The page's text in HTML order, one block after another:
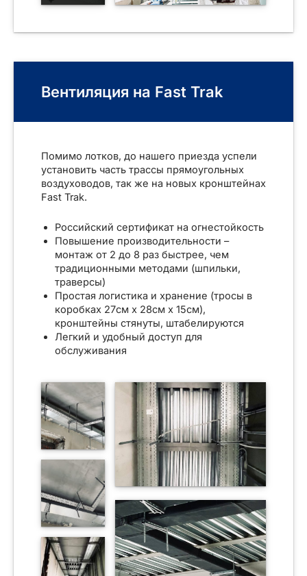
Вентиляция на Fast Trak
Помимо лотков, до нашего приезда успели
установить часть трассы прямоугольных
воздуховодов, так же на новых кронштейнах
Fast Trak.
Российский сертификат на огнестойкость
Повышение производительности –
монтаж от 2 до 8 раз быстрее, чем
традиционными методами (шпильки,
траверсы)
Простая логистика и хранение (тросы в
коробках 27см х 28см х 15см),
кронштейны стянуты, штабелируются
Легкий и удобный доступ для
обслуживания